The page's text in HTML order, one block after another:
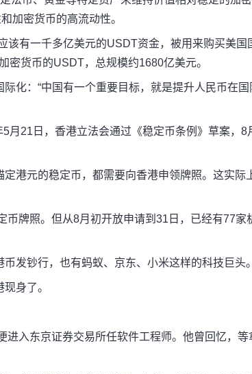
加密货币的高流动性。
该有一千多亿美元的USDT资金，被用来购买美国
密货币的USDT，总规模约1680亿美元。
化：“中国有一个重要目标，就是提升人民币在国
月21日，香港立法会通过《稳定币条例》草案，8
港元的稳定币，都需要向香港申领牌照。这实际
币牌照。但从8月初开放申请到31日，已经有77家
发钞行，也有蚂蚁、京东、小米这样的科技巨头。
身了。
入东京证券交易所任软件工程师。他曾回忆，等